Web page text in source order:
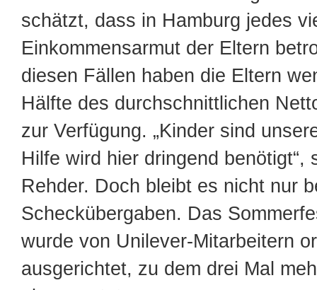
schätzt, dass in Hamburg jedes
Einkommensarmut der Eltern
diesen Fällen haben die Eltern
Hälfte des durchschnittlichen
zur Verfügung. „Kinder sind
Hilfe wird hier dringend benötigt“,
Rehder. Doch bleibt es nicht nur
Scheckübergaben. Das
wurde von Unilever-Mitarbeitern
ausgerichtet, zu dem drei Mal